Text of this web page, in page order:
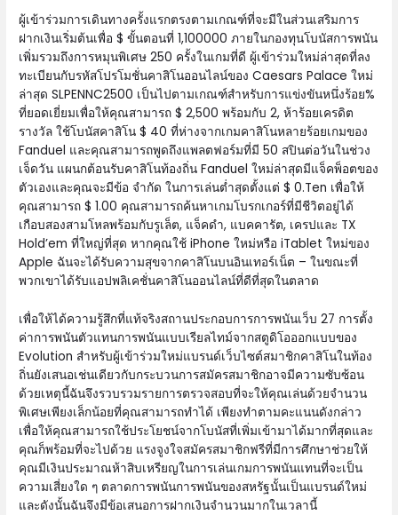
ผู้เข้าร่วมการเดินทางครั้งแรกตรงตามเกณฑ์ที่จะมีในส่วนเสริมการ
ฝากเงินเริ่มต้นเพื่อ $ ขั้นตอนที่ 1,100000 ภายในกองทุนโบนัสการพนัน
เพิ่มรวมถึงการหมุนพิเศษ 250 ครั้งในเกมที่ดี ผู้เข้าร่วมใหม่ล่าสุดที่ลง
ทะเบียนกับรหัสโปรโมชั่นคาสิโนออนไลน์ของ Caesars Palace ใหม่
ล่าสุด SLPENNC2500 เป็นไปตามเกณฑ์สำหรับการแข่งขันหนึ่งร้อย%
ที่ยอดเยี่ยมเพื่อให้คุณสามารถ $ 2,500 พร้อมกับ 2, ห้าร้อยเครดิต
รางวัล ใช้โบนัสคาสิโน $ 40 ที่ห่างจากเกมคาสิโนหลายร้อยเกมของ
Fanduel และคุณสามารถพูดถึงแพลตฟอร์มที่มี 50 สปินต่อวันในช่วง
เจ็ดวัน แผนกต้อนรับคาสิโนท้องถิ่น Fanduel ใหม่ล่าสุดมีแจ็คพ็อตของ
ตัวเองและคุณจะมีข้อ จำกัด ในการเล่นต่ำสุดตั้งแต่ $ 0.Ten เพื่อให้
คุณสามารถ $ 1.00 คุณสามารถค้นหาเกมโบรกเกอร์ที่มีชีวิตอยู่ได้
เกือบสองสามโหลพร้อมกับรูเล็ต, แจ็คดำ, แบคคารัต, เครปและ TX
Hold’em ที่ใหญ่ที่สุด หากคุณใช้ iPhone ใหม่หรือ iTablet ใหม่ของ
Apple ฉันจะได้รับความสุขจากคาสิโนบนอินเทอร์เน็ต – ในขณะที่
พวกเขาได้รับแอปพลิเคชั่นคาสิโนออนไลน์ที่ดีที่สุดในตลาด
เพื่อให้ได้ความรู้สึกที่แท้จริงสถานประกอบการการพนันเว็บ 27 การตั้ง
ค่าการพนันตัวแทนการพนันแบบเรียลไทม์จากสตูดิโอออกแบบของ
Evolution สำหรับผู้เข้าร่วมใหม่แบรนด์เว็บไซต์สมาชิกคาสิโนในท้อง
ถิ่นยังเสนอเช่นเดียวกับกระบวนการสมัครสมาชิกอาจมีความซับซ้อน
ด้วยเหตุนี้ฉันจึงรวบรวมรายการตรวจสอบที่จะให้คุณเล่นด้วยจำนวน
พิเศษเพียงเล็กน้อยที่คุณสามารถทำได้ เพียงทำตามคะแนนดังกล่าว
เพื่อให้คุณสามารถใช้ประโยชน์จากโบนัสที่เพิ่มเข้ามาได้มากที่สุดและ
คุณก็พร้อมที่จะไปด้วย แรงจูงใจสมัครสมาชิกฟรีที่มีการศึกษาช่วยให้
คุณมีเงินประมาณห้าสิบเหรียญในการเล่นเกมการพนันแทนที่จะเป็น
ความเสี่ยงใด ๆ ตลาดการพนันการพนันของสหรัฐนั้นเป็นแบรนด์ใหม่
และดังนั้นฉันจึงมีข้อเสนอการฝากเงินจำนวนมากในเวลานี้